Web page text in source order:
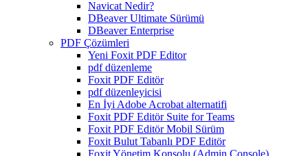
Navicat Nedir?
DBeaver Ultimate Sürümü
DBeaver Enterprise
PDF Çözümleri
Yeni Foxit PDF Editor
pdf düzenleme
Foxit PDF Editör
pdf düzenleyicisi
En İyi Adobe Acrobat alternatifi
Foxit PDF Editör Suite for Teams
Foxit PDF Editör Mobil Sürüm
Foxit Bulut Tabanlı PDF Editör
Foxit Yönetim Konsolu (Admin Console)